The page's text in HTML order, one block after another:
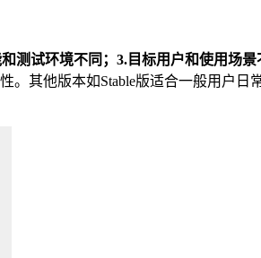
测试环境不同；3.目标用户和使用场景
其他版本如Stable版适合一般用户日